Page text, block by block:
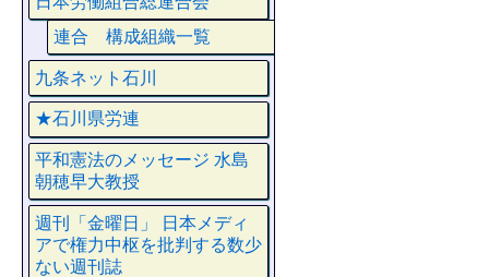
連合 構成組織一覧
九条ネット石川
★石川県労連
平和憲法のメッセージ 水島
朝穂早大教授
週刊「金曜日」 日本メディ
アで権力中枢を批判する数少
ない週刊誌